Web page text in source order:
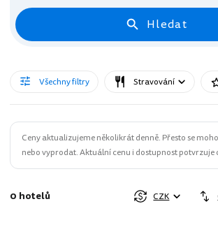
Hledat
Všechny filtry Stravování
Ceny aktualizujeme několikrát denně. Přesto se
nebo vyprodat. Aktuální cenu i dostupnost potvrzuje
0 hotelů CZK